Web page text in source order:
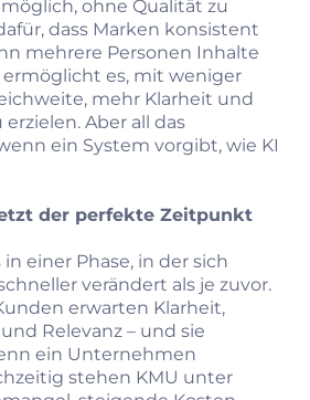
ohne Qualität zu
dass Marken konsistent
mehrere Personen Inhalte
ermöglicht es, mit weniger
mehr Klarheit und
Aber all das
ein System vorgibt, wie KI
der perfekte Zeitpunkt
einer Phase, in der sich
verändert als je zuvor.
erwarten Klarheit,
Relevanz – und sie
ein Unternehmen
stehen KMU unter